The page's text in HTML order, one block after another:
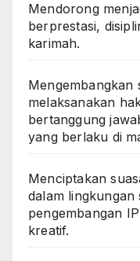
Mendorong
berprestasi,
karimah.
Mengembangkan
melaksanakan
bertanggung
yang berlaku di
Menciptakan
dalam
pengembangan
kreatif.